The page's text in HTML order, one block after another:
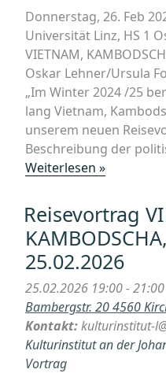
Donnerstag, 26. Feb
Universität Linz, HS 1
VIETNAM,
Oskar Lehner/Ursula
„Im Winter 2024 /25
lang Vietnam,
unserem neuen
Beschreibung der
Weiterlesen »
26.02.2026“
Reisevortrag
25.02.2026
25.02.2026 19:00 -
Bambergstr. 20 4560
Kontakt:kulturinstitut-
Kulturinstitut an der
Vortrag